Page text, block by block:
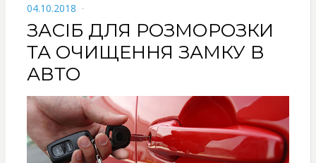
POSTED
ON
04.10.2018
ЗАСІБ ДЛЯ РОЗМОРОЗКИ
ТА ОЧИЩЕННЯ ЗАМКУ В
АВТО